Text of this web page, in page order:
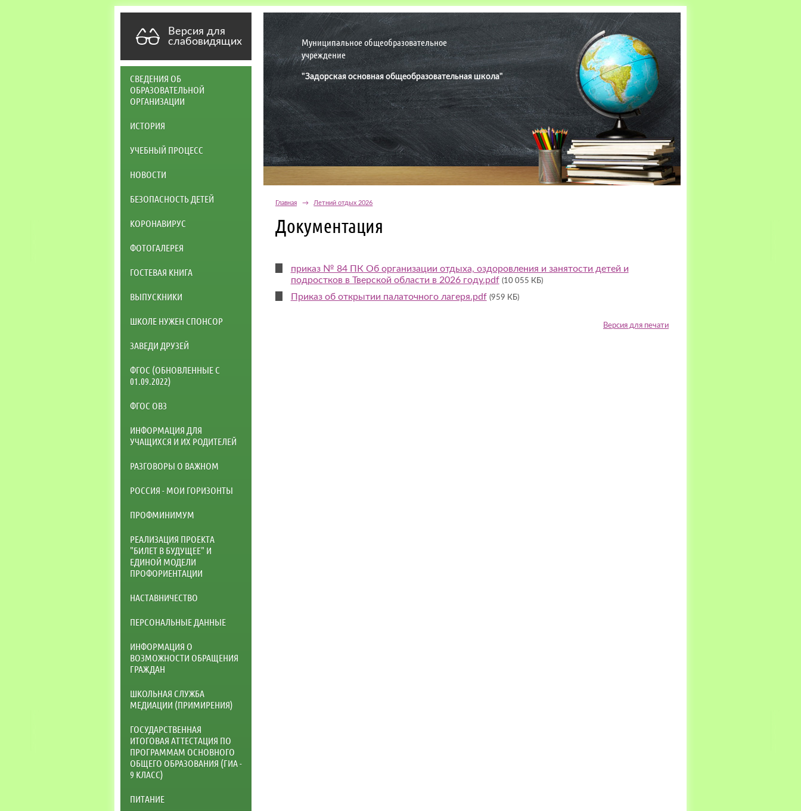
Версия для
слабовидящих
СВЕДЕНИЯ ОБ
ОБРАЗОВАТЕЛЬНОЙ
ОРГАНИЗАЦИИ
ИСТОРИЯ
УЧЕБНЫЙ ПРОЦЕСС
НОВОСТИ
БЕЗОПАСНОСТЬ ДЕТЕЙ
КОРОНАВИРУС
ФОТОГАЛЕРЕЯ
ГОСТЕВАЯ КНИГА
ВЫПУСКНИКИ
ШКОЛЕ НУЖЕН СПОНСОР
ЗАВЕДИ ДРУЗЕЙ
ФГОС (ОБНОВЛЕННЫЕ С
01.09.2022)
ФГОС ОВЗ
ИНФОРМАЦИЯ ДЛЯ
УЧАЩИХСЯ И ИХ РОДИТЕЛЕЙ
РАЗГОВОРЫ О ВАЖНОМ
РОССИЯ - МОИ ГОРИЗОНТЫ
ПРОФМИНИМУМ
РЕАЛИЗАЦИЯ ПРОЕКТА
"БИЛЕТ В БУДУЩЕЕ" И
ЕДИНОЙ МОДЕЛИ
ПРОФОРИЕНТАЦИИ
НАСТАВНИЧЕСТВО
ПЕРСОНАЛЬНЫЕ ДАННЫЕ
ИНФОРМАЦИЯ О
ВОЗМОЖНОСТИ ОБРАЩЕНИЯ
ГРАЖДАН
ШКОЛЬНАЯ СЛУЖБА
МЕДИАЦИИ (ПРИМИРЕНИЯ)
ГОСУДАРСТВЕННАЯ
ИТОГОВАЯ АТТЕСТАЦИЯ ПО
ПРОГРАММАМ ОСНОВНОГО
ОБЩЕГО ОБРАЗОВАНИЯ (ГИА -
9 КЛАСС)
ПИТАНИЕ
Муниципальное общеобразовательное
учреждение
"Задорская основная общеобразовательная школа"
Главная → Летний отдых 2026
Документация
приказ № 84 ПК Об организации отдыха, оздоровления и занятости детей и
подростков в Тверской области в 2026 году.pdf (10 055 КБ)
Приказ об открытии палаточного лагеря.pdf (959 КБ)
Версия для печати